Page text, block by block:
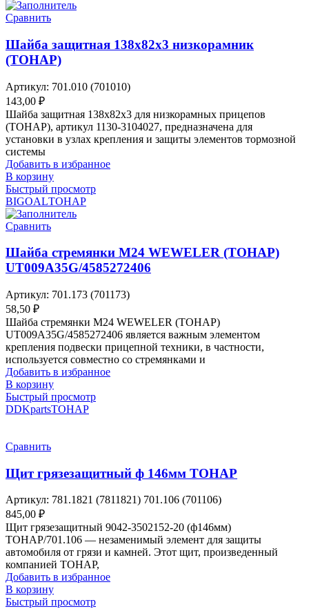
Сравнить
Шайба защитная 138х82х3 низкорамник
(ТОНАР)
Артикул: 701.010 (701010)
143,00 ₽
Шайба защитная 138х82х3 для низкорамных прицепов
(ТОНАР), артикул 1130-3104027, предназначена для
установки в узлах крепления и защиты элементов тормозной
системы
Добавить в избранное
В корзину
Быстрый просмотр
BIGOALТОНАР
Сравнить
Шайба стремянки М24 WEWELER (ТОНАР)
UT009A35G/4585272406
Артикул: 701.173 (701173)
58,50 ₽
Шайба стремянки М24 WEWELER (ТОНАР)
UT009A35G/4585272406 является важным элементом
крепления подвески прицепной техники, в частности,
используется совместно со стремянками и
Добавить в избранное
В корзину
Быстрый просмотр
DDKpartsТОНАР
Сравнить
Щит грязезащитный ф 146мм ТОНАР
Артикул: 781.1821 (7811821) 701.106 (701106)
845,00 ₽
Щит грязезащитный 9042-3502152-20 (ф146мм)
ТОНАР/701.106 — незаменимый элемент для защиты
автомобиля от грязи и камней. Этот щит, произведенный
компанией ТОНАР,
Добавить в избранное
В корзину
Быстрый просмотр